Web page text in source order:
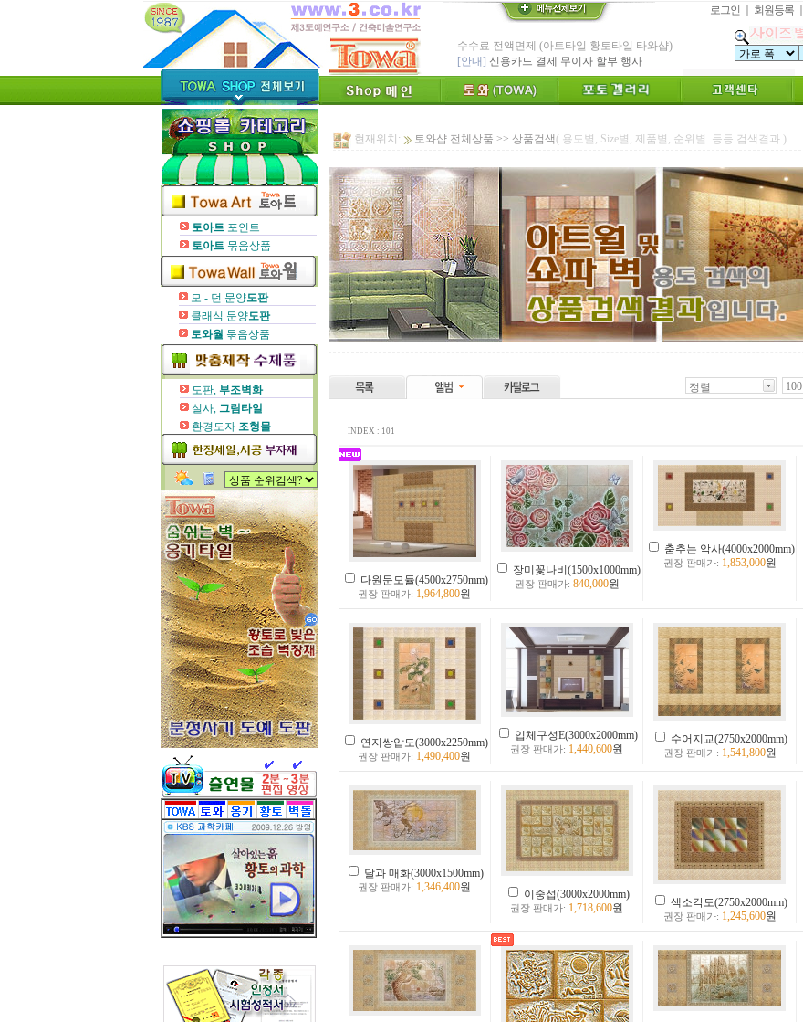
[안내] 신용카드 결제 무이자 할부 행사
* Since : 1987 ~ 신기술 벤쳐기업(TOWA)
- 특허,의장,상표권 황토타일 성적서 제공
친환경 Bio Ceramic 황토타일벽화, 토와
* 그림타일 벽화타일,아트월 인테리어타일
인테리어타일, 기능성 황토타일 조습 벽장재
[알림] 숨쉬는 조습 벽장재 토와를 아세요?
* TOWA 가상시공 견적,주문 프로그램!!
- 토와 배치 디자인용 시뮬레이션 제공
* TOWA 회원가입시 6000 Point 제공 !!
-토와, 첫구매시 배송료 할인가 적용
로그인 ｜ 회원등록 ｜
토아트포인트
토아트묶음상품
모 - 던 문양도판
클래식 문양도판
토와월 묶음상품
도판,부조벽화
실사, 그림타일
환경도자 조형물
현재위치: 토와샵 전체상품 >> 상품검색 ( 용도별, Size별, 제품별, 순위별..등등 검색결과 )
100
정렬
INDEX : 101
다원문모듈(4500x2750mm)
권장 판매가: 1,964,800원
장미꽃나비(1500x1000mm)
권장 판매가: 840,000원
춤추는 악사(4000x2000mm)
권장 판매가: 1,853,000원
연지쌍압도(3000x2250mm)
권장 판매가: 1,490,400원
입체구성E(3000x2000mm)
권장 판매가: 1,440,600원
수어지교(2750x2000mm)
권장 판매가: 1,541,800원
달과 매화(3000x1500mm)
권장 판매가: 1,346,400원
이중섭(3000x2000mm)
권장 판매가: 1,718,600원 색소각도(2750x2000mm)
권장 판매가: 1,245,600원